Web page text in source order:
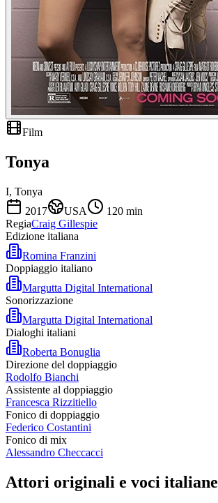
Film
Tonya
I, Tonya
2017
USA 120 min
RegiaCraig Gillespie
Edizione italiana
Romina Franzini
Doppiaggio italiano
Margutta Digital International
Sonorizzazione
Margutta Digital International
Dialoghi italiani
Roberta Bonuglia
Direzione del doppiaggio
Rodolfo Bianchi
Assistente al doppiaggio
Francesca Rizzitiello
Fonico di doppiaggio
Federico Costantini
Fonico di mix
Alessandro Checcacci
Attori originali e voci italiane